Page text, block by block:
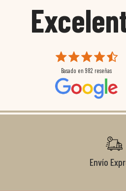
Basado en 982 reseñas
Susana García Luis
Magnífica atención al cliente.
retraso en el pedido y desde el
preocuparon por ayudarnos en todo.
magnífico gestor... atento, amable,
Gracias de nuevo por todo!
Envío